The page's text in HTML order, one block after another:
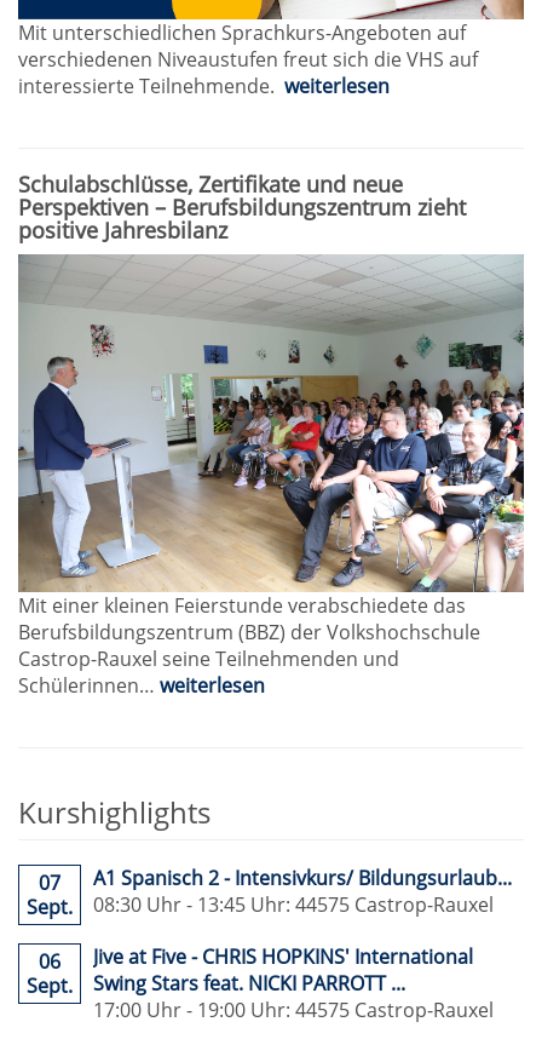
Mit unterschiedlichen Sprachkurs-Angeboten auf
verschiedenen Niveaustufen freut sich die VHS auf
interessierte Teilnehmende. weiterlesen
Schulabschlüsse, Zertifikate und neue
Perspektiven – Berufsbildungszentrum zieht
positive Jahresbilanz
Mit einer kleinen Feierstunde verabschiedete das
Berufsbildungszentrum (BBZ) der Volkshochschule
Castrop-Rauxel seine Teilnehmenden und
Schülerinnen… weiterlesen
Kurshighlights
07
Sept.
A1 Spanisch 2 - Intensivkurs/ Bildungsurlaub...
08:30 Uhr - 13:45 Uhr: 44575 Castrop-Rauxel
06
Sept.
Jive at Five - CHRIS HOPKINS' International
Swing Stars feat. NICKI PARROTT ...
17:00 Uhr - 19:00 Uhr: 44575 Castrop-Rauxel